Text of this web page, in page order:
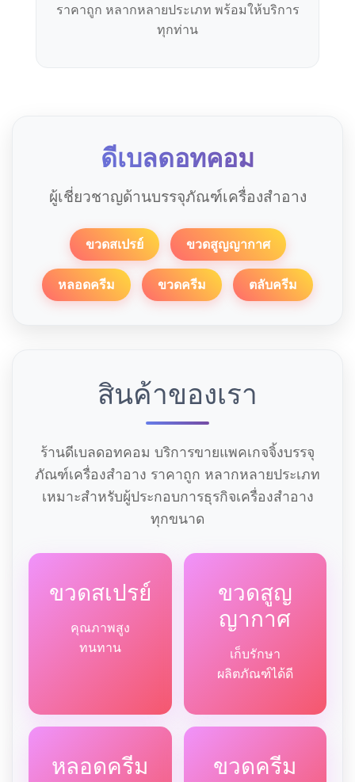
ราคาถูก หลากหลายประเภท พร้อมให้บริการ
ทุกท่าน
ดีเบลดอทคอม
ผู้เชี่ยวชาญด้านบรรจุภัณฑ์เครื่องสำอาง
ขวดสเปรย์ ขวดสูญญากาศ
หลอดครีม ขวดครีม ตลับครีม
สินค้าของเรา
ร้านดีเบลดอทคอม บริการขายแพคเกจจิ้งบรรจุ
ภัณฑ์เครื่องสำอาง ราคาถูก หลากหลายประเภท
เหมาะสำหรับผู้ประกอบการธุรกิจเครื่องสำอาง
ทุกขนาด
ขวดสเปรย์
คุณภาพสูง
ทนทาน
ขวดสูญ
ญากาศ
เก็บรักษา
ผลิตภัณฑ์ได้ดี
หลอดครีม ขวดครีม